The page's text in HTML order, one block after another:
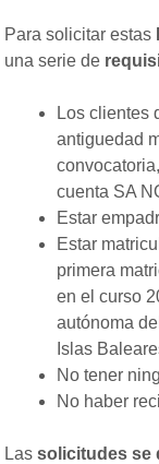
Para solicitar estas
una serie de
Los clientes
antiguedad
cuenta SA
Estar
Estar
primera
en el curso
autónoma
Islas
No tener
No haber
Las solicitudes se